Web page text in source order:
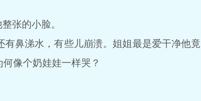
张的小脸。
鼻涕水，有些儿崩溃。姐姐最是爱干净他竟
像个奶娃娃一样哭？